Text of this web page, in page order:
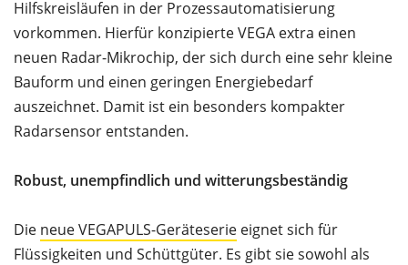
Hilfskreisläufen in der Prozessautomatisierung
vorkommen. Hierfür konzipierte VEGA extra einen
neuen Radar-Mikrochip, der sich durch eine sehr kleine
Bauform und einen geringen Energiebedarf
auszeichnet. Damit ist ein besonders kompakter
Radarsensor entstanden.
Robust, unempfindlich und witterungsbeständig
Die neue VEGAPULS-Geräteserie eignet sich für
Flüssigkeiten und Schüttgüter. Es gibt sie sowohl als